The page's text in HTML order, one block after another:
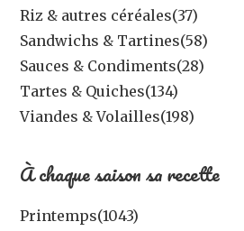
Riz & autres céréales(37)
Sandwichs & Tartines(58)
Sauces & Condiments(28)
Tartes & Quiches(134)
Viandes & Volailles(198)
À chaque saison sa recette
Printemps(1043)